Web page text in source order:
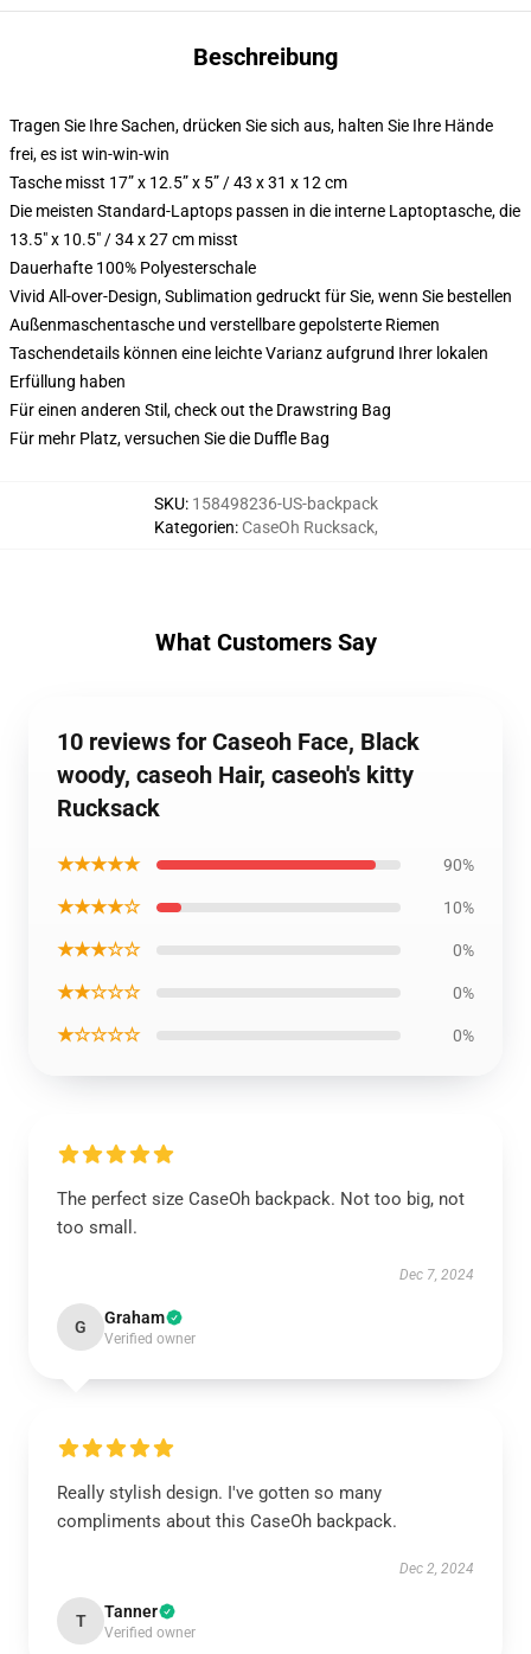
Beschreibung
Tragen Sie Ihre Sachen, drücken Sie sich aus, halten Sie Ihre Hände
frei, es ist win-win-win
Tasche misst 17” x 12.5” x 5” / 43 x 31 x 12 cm
Die meisten Standard-Laptops passen in die interne Laptoptasche, die
13.5" x 10.5" / 34 x 27 cm misst
Dauerhafte 100% Polyesterschale
Vivid All-over-Design, Sublimation gedruckt für Sie, wenn Sie bestellen
Außenmaschentasche und verstellbare gepolsterte Riemen
Taschendetails können eine leichte Varianz aufgrund Ihrer lokalen
Erfüllung haben
Für einen anderen Stil, check out the Drawstring Bag
Für mehr Platz, versuchen Sie die Duffle Bag
SKU: 158498236-US-backpack
Kategorien: CaseOh Rucksack,
What Customers Say
10 reviews for Caseoh Face, Black
woody, caseoh Hair, caseoh's kitty
Rucksack
★★★★★ 90%
★★★★☆ 10%
★★★☆☆ 0%
★★☆☆☆ 0%
★☆☆☆☆ 0%
The perfect size CaseOh backpack. Not too big, not
too small.
Dec 7, 2024
G Graham
Verified owner
Really stylish design. I've gotten so many
compliments about this CaseOh backpack.
Dec 2, 2024
T Tanner
Verified owner